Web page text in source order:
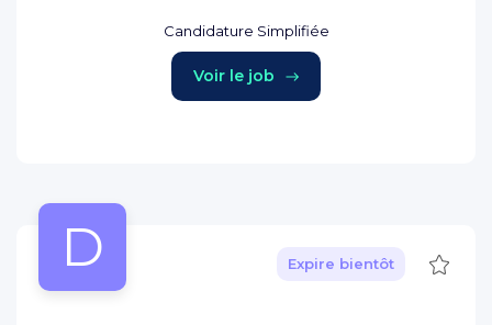
Candidature Simplifiée
Voir le job
D Expire bientôt